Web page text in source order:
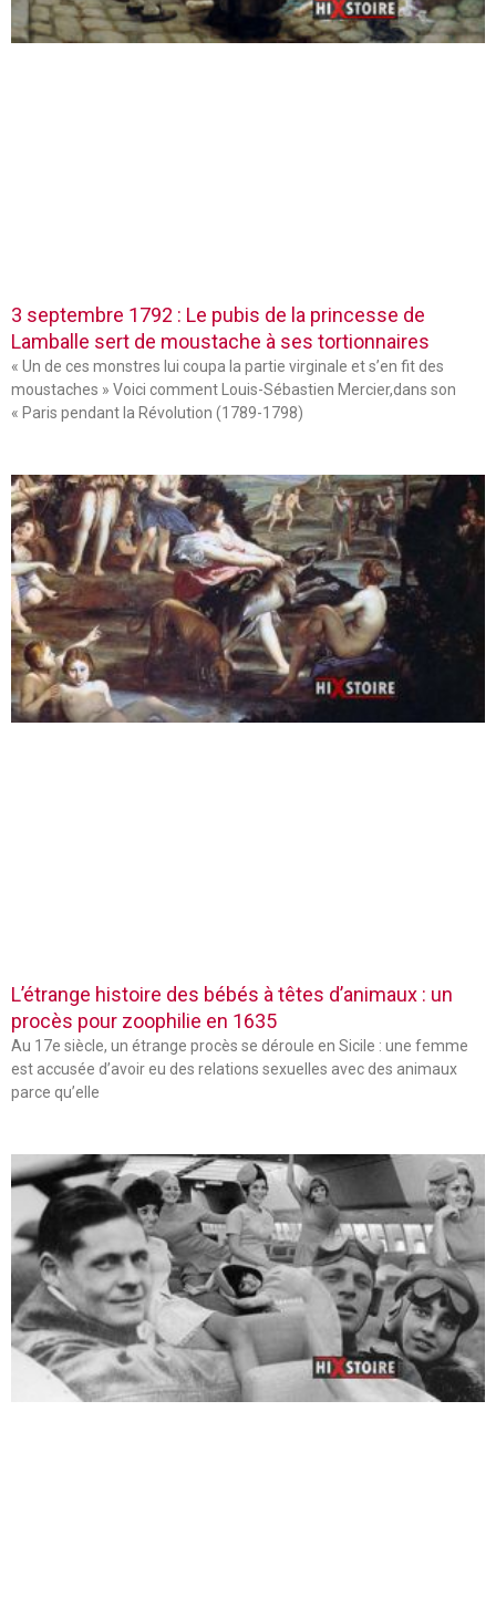
3 septembre 1792 : Le pubis de la princesse de
Lamballe sert de moustache à ses tortionnaires
« Un de ces monstres lui coupa la partie virginale et s’en fit des
moustaches » Voici comment Louis-Sébastien Mercier,dans son
« Paris pendant la Révolution (1789-1798)
L’étrange histoire des bébés à têtes d’animaux : un
procès pour zoophilie en 1635
Au 17e siècle, un étrange procès se déroule en Sicile : une femme
est accusée d’avoir eu des relations sexuelles avec des animaux
parce qu’elle